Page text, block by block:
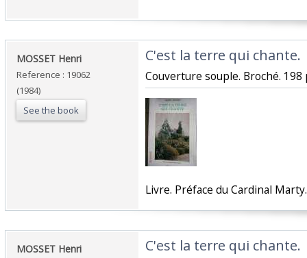
‎MOSSET Henri ‎
Reference : 19062
(1984)
See the book
‎C'est la terre qui chante.‎
‎Couverture souple. Broché. 198
‎Livre. Préface du Cardinal
‎MOSSET Henri ‎ ‎C'est la terre qui chante.‎